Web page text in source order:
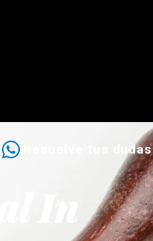
Resuelve tus dudas